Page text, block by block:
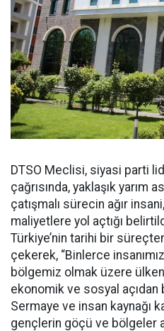
DTSO Meclisi, siyasi parti
çağrısında, yaklaşık yarım
çatışmalı sürecin ağır
maliyetlere yol açtığı
Türkiye’nin tarihi bir
çekerek, “Binlerce
bölgemiz olmak üzere
ekonomik ve sosyal açıdan
Sermaye ve insan kaynağı
gençlerin göçü ve bölgeler